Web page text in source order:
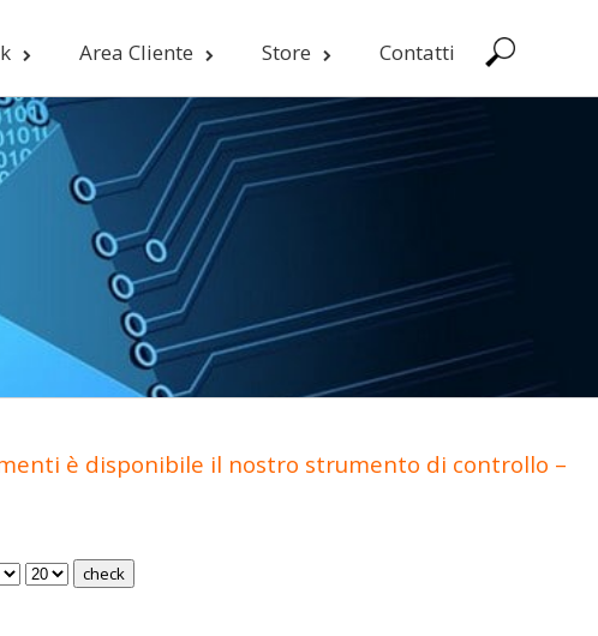
Area Cliente Store Contatti
è disponibile il nostro strumento di controllo –